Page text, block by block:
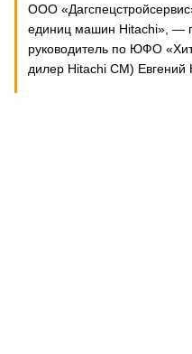
ООО
единиц машин Hitachi», —
руководитель по ЮФО
дилер Hitachi CM) Евгений